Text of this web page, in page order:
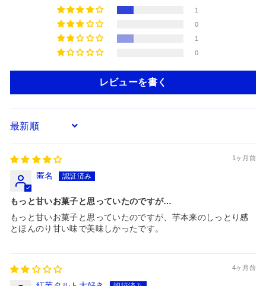
1
0
1
0
レビューを書く
Sort by
1ヶ月前
匿名
もっと甘いお菓子と思っていたのですが…
もっと甘いお菓子と思っていたのですが、芋本来のしっとり感
とほんのり甘い味で美味しかったです。
4ヶ月前